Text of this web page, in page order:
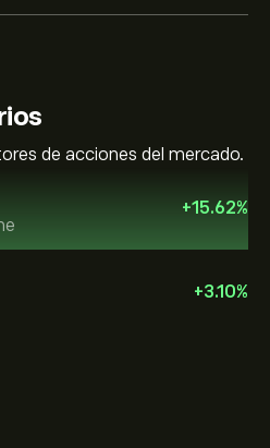
de acciones del mercado.
+15.62%
+3.10%